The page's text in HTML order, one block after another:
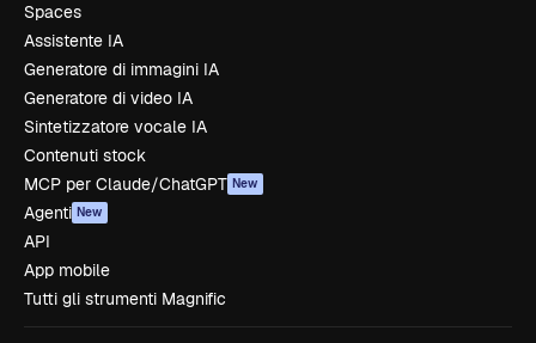
Spaces
Assistente IA
Generatore di immagini IA
Generatore di video IA
Sintetizzatore vocale IA
Contenuti stock
MCP per Claude/ChatGPT New
Agenti New
API
App mobile
Tutti gli strumenti Magnific